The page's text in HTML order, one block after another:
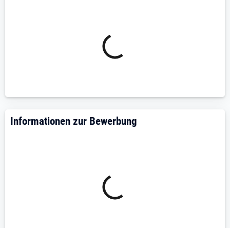
Bitte senden Sie Ihre aussagekräftigen und
vollständigen Bewerbungen per E-Mail an:
Informationen zur Bewerbung